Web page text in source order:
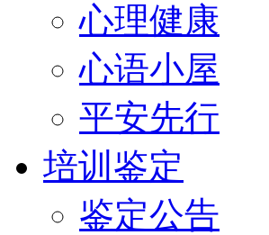
心理健康
心语小屋
平安先行
培训鉴定
鉴定公告